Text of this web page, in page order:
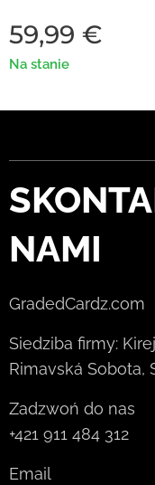
59,99 €
Na stanie
NAMI
GradedCardz.com
Siedziba firmy:
Rimavská Sobota,
Zadzwoń do nas
+421 911 484 312
Email